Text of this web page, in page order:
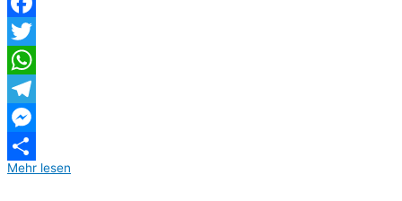
Facebook
Twitter
WhatsApp
Telegram
Messenger
Teilen
Mehr lesen